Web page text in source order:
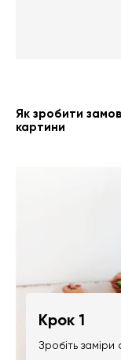
Як зробити
картини
Крок 1
Зробіть заміри